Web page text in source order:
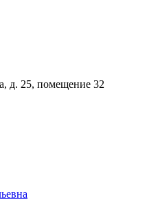
д. 25, помещение 32